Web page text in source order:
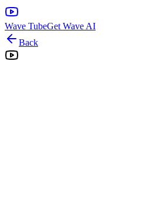
Wave TubeGet Wave AI
Back